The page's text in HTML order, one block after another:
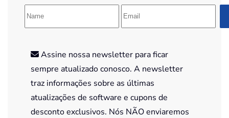
Assine nossa newsletter para ficar
sempre atualizado conosco. A newsletter
traz informações sobre as últimas
atualizações de software e cupons de
desconto exclusivos. Nós NÃO enviaremos